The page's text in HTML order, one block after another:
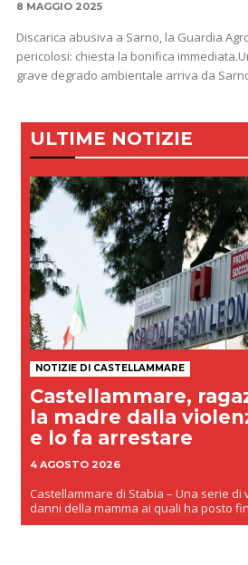
8 MAGGIO 2025
Discarica abusiva a Sarno, la Guardia
pericolosi: chiesta la bonifica
grave degrado ambientale arriva da
ULTIME NOTIZIE
NOTIZIE DI CASTELLAMMARE
Castellammare,
la madre dalla
e lo fa arrestare
4 AGOSTO 2026
Castellammare di Stabia – Una serie di
danni della mamma ai quali ha posto